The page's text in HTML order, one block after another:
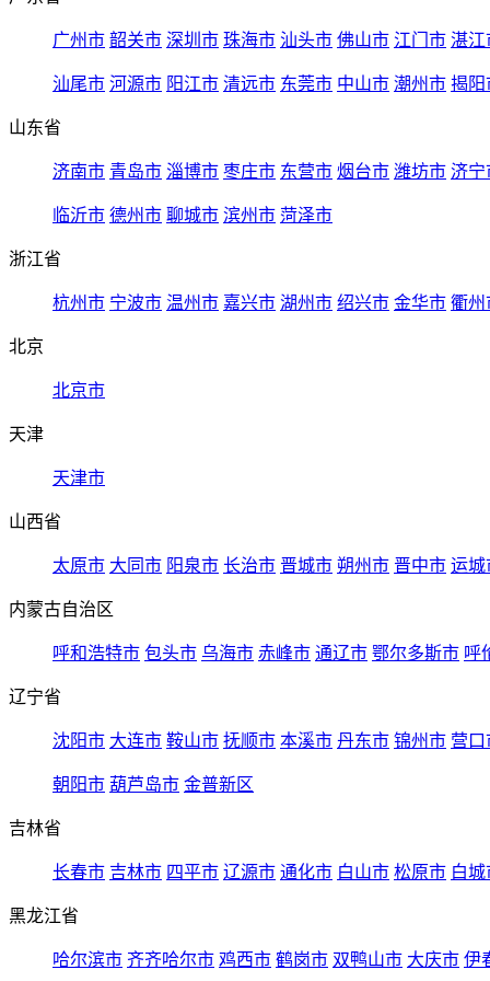
广州市 韶关市 深圳市 珠海市 汕头市 佛山市 江门市 湛江
汕尾市 河源市 阳江市 清远市 东莞市 中山市 潮州市 揭阳
山东省
济南市 青岛市 淄博市 枣庄市 东营市 烟台市 潍坊市 济宁
临沂市 德州市 聊城市 滨州市 菏泽市
浙江省
杭州市 宁波市 温州市 嘉兴市 湖州市 绍兴市 金华市 衢州
北京
北京市
天津
天津市
山西省
太原市 大同市 阳泉市 长治市 晋城市 朔州市 晋中市 运城
内蒙古自治区
呼和浩特市 包头市 乌海市 赤峰市 通辽市 鄂尔多斯市 呼
辽宁省
沈阳市 大连市 鞍山市 抚顺市 本溪市 丹东市 锦州市 营口
朝阳市 葫芦岛市 金普新区
吉林省
长春市 吉林市 四平市 辽源市 通化市 白山市 松原市 白城
黑龙江省
哈尔滨市 齐齐哈尔市 鸡西市 鹤岗市 双鸭山市 大庆市 伊